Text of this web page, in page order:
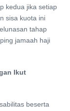
kedua jika setiap
sisa kuota ini
tahap
jamaah haji
Ikut
beserta